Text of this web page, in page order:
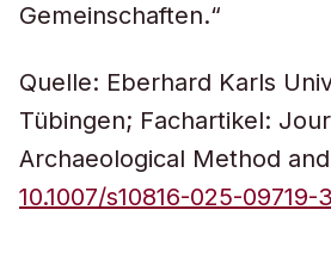
Gemeinschaften.“
Quelle: Eberhard Karls
Tübingen; Fachartikel:
Archaeological Method
10.1007/s10816-025-09719-3